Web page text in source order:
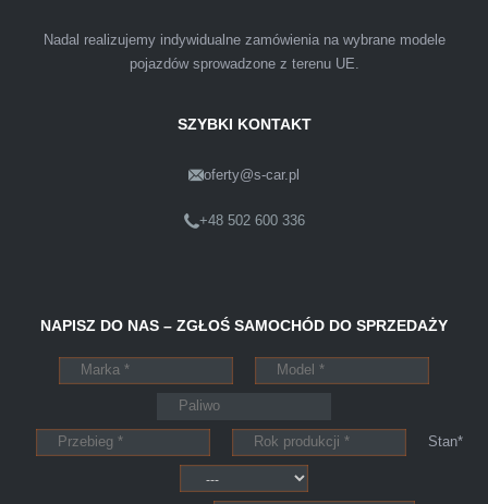
warunkach finansowych.
Lublin
Pewnego dnia Rozmawialem z kolega na
Powiedział że sprzedał ostatnio swojego
Peugeota dwie godziny po telefonie do skupu
aut s-car.pl. Zadzwoniłem pod nr tel 703 403
025 po ok trzech godzinach przyjechało dwóch
młodych kulturalnych panów przy kawie w
Nadal realizujemy indywidualne zamówienia na wybrane modele
pojazdów sprowadzone z terenu UE.
SZYBKI KONTAKT
oferty@s-car.pl
+48 502 600 336
NAPISZ DO NAS – ZGŁOŚ SAMOCHÓD DO SPRZEDAŻY
Stan*